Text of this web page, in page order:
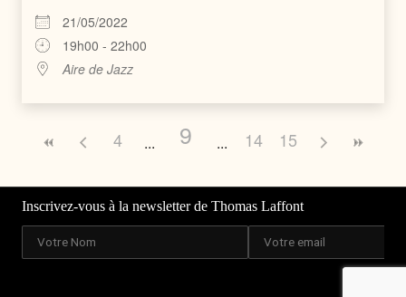
21/05/2022
19h00 - 22h00
Aire de Jazz
4 9 14 15
Inscrivez-vous à la newsletter de Thomas Laffont